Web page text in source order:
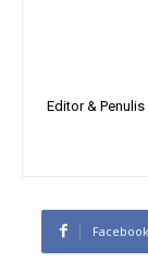
Editor &
Facebook